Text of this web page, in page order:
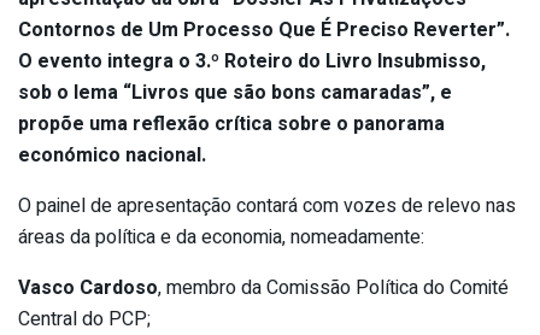
Contornos de Um Processo Que É Preciso Reverter”.
O evento integra o 3.º Roteiro do Livro Insubmisso,
sob o lema “Livros que são bons camaradas”, e
propõe uma reflexão crítica sobre o panorama
económico nacional.
O painel de apresentação contará com vozes de relevo nas
áreas da política e da economia, nomeadamente:
Vasco Cardoso, membro da Comissão Política do Comité
Central do PCP;